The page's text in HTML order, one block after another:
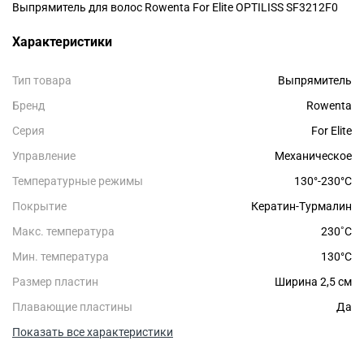
Выпрямитель для волос Rowenta For Elite OPTILISS SF3212F0
Характеристики
Тип товара
Выпрямитель
Бренд
Rowenta
Серия
For Elite
Управление
Механическое
Температурные режимы
130°-230°С
Покрытие
Кератин-Турмалин
Макс. температура
230˚С
Мин. температура
130°C
Размер пластин
Ширина 2,5 см
Плавающие пластины
Да
Показать все характеристики